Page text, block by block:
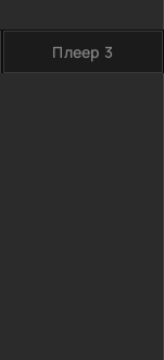
Плеер 3